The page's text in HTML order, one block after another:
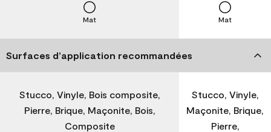
Mat Mat
Surfaces d’application recommandées
Stucco, Vinyle, Bois composite,
Pierre, Brique, Maçonite, Bois,
Composite
Stucco, Vinyle,
Maçonite, Brique,
Pierre,